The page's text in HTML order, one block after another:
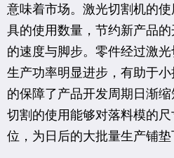
意味着市场。激光切割机的
具的使用数量，节约新产品
的速度与脚步。零件经过激
生产功率明显进步，有助于
的保障了产品开发周期日渐
切割的使用能够对落料模的
位，为日后的大批量生产铺垫